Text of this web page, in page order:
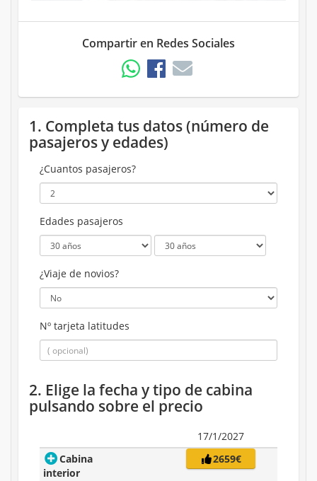
Compartir en Redes Sociales
1. Completa tus datos (número de
pasajeros y edades)
¿Cuantos pasajeros?
Edades pasajeros
¿Viaje de novios?
Nº tarjeta latitudes
2. Elige la fecha y tipo de cabina
pulsando sobre el precio
17/1/2027
Cabina
interior
2659€